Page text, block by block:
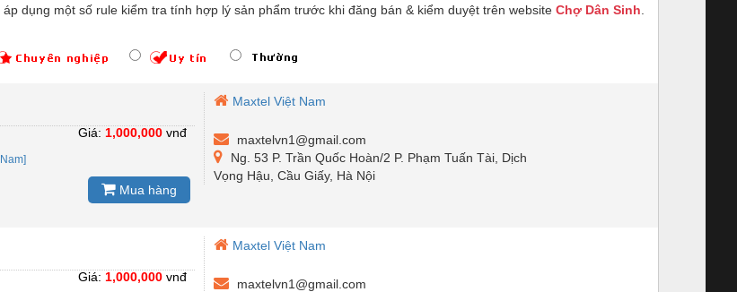
dụng một số rule kiểm tra tính hợp lý sản phẩm trước khi đăng bán & kiểm duyệt trên website Chợ Dân Sinh
Giá: 1,000,000vnđ
Mua hàng
Maxtel Việt Nam
maxtelvn1@gmail.com
Ng. 53 P. Trần Quốc Hoàn/2 P. Phạm Tuấn Tài, Dịch
Vọng Hậu, Cầu Giấy, Hà Nội
Giá: 1,000,000vnđ
Maxtel Việt Nam
maxtelvn1@gmail.com